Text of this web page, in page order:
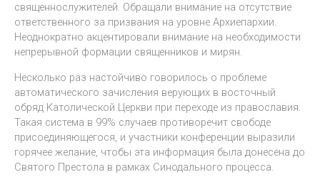
священнослужителей. Обращали внимание на отсутствие
ответственного за призвания на уровне Архиепархии.
Неоднократно акцентировали внимание на необходимости
непрерывной формации священников и мирян.
Несколько раз настойчиво говорилось о проблеме
автоматического зачисления верующих в восточный
обряд Католической Церкви при переходе из православия.
Такая система в 99% случаев противоречит свободе
присоединяющегося, и участники конференции выразили
горячее желание, чтобы эта информация была донесена до
Святого Престола в рамках Синодального процесса.